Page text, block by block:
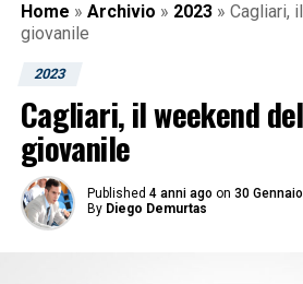
Home » Archivio » 2023 » Cagliari,
giovanile
2023
Cagliari, il weekend
giovanile
Published 4 anni ago on 30
By Diego Demurtas